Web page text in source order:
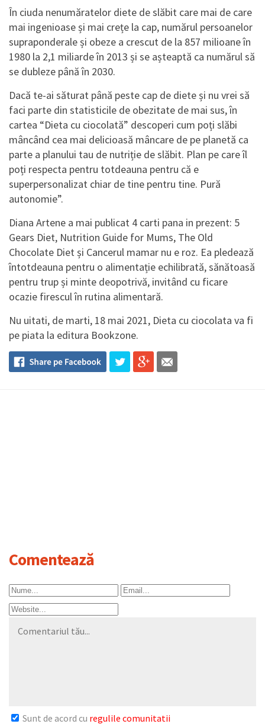
În ciuda nenumăratelor diete de slăbit care mai de care
mai ingenioase și mai crețe la cap, numărul persoanelor
supraponderale și obeze a crescut de la 857 milioane în
1980 la 2,1 miliarde în 2013 și se așteaptă ca numărul să
se dubleze până în 2030.
Dacă te-ai săturat până peste cap de diete și nu vrei să
faci parte din statisticile de obezitate de mai sus, în
cartea “Dieta cu ciocolată” descoperi cum poți slăbi
mâncând cea mai delicioasă mâncare de pe planetă ca
parte a planului tau de nutriție de slăbit. Plan pe care îl
poți respecta pentru totdeauna pentru că e
superpersonalizat chiar de tine pentru tine. Pură
autonomie”.
Diana Artene a mai publicat 4 carti pana in prezent: 5
Gears Diet, Nutrition Guide for Mums, The Old
Chocolate Diet și Cancerul mamar nu e roz. Ea pledează
întotdeauna pentru o alimentație echilibrată, sănătoasă
pentru trup și minte deopotrivă, invitând cu ficare
ocazie firescul în rutina alimentară.
Nu uitati, de marti, 18 mai 2021, Dieta cu ciocolata va fi
pe piata la editura Bookzone.
Comentează
Sunt de acord cu regulile comunitatii